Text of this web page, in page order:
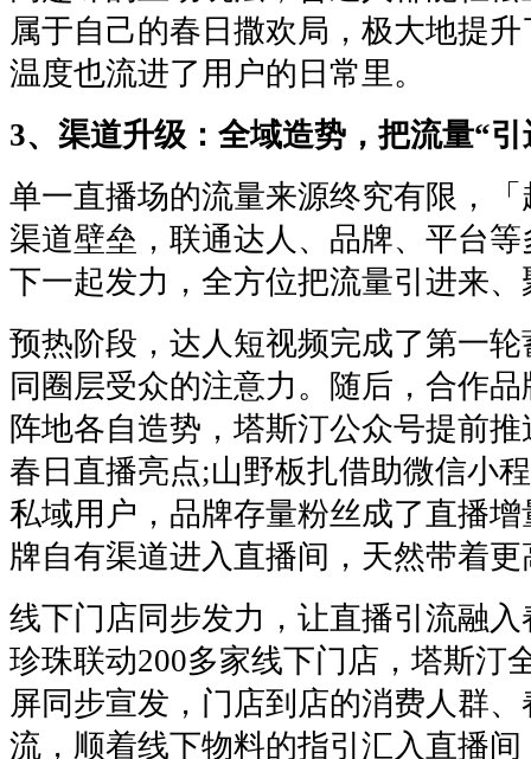
属于自己的春日撒欢局，极大地提
温度也流进了用户的日常里。
3、渠道升级：全域造势，把流量“引
单一直播场的流量来源终究有限，
渠道壁垒，联通达人、品牌、平台
下一起发力，全方位把流量引进来、
预热阶段，达人短视频完成了第一
同圈层受众的注意力。随后，合作
阵地各自造势，塔斯汀公众号提前
春日直播亮点;山野板扎借助微信小
私域用户，品牌存量粉丝成了直播
牌自有渠道进入直播间，天然带着
线下门店同步发力，让直播引流融
珍珠联动200多家线下门店，塔斯汀
屏同步宣发，门店到店的消费人群
流，顺着线下物料的指引汇入直播